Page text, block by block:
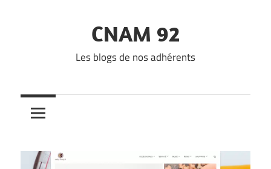
CNAM 92
Les blogs de nos adhérents